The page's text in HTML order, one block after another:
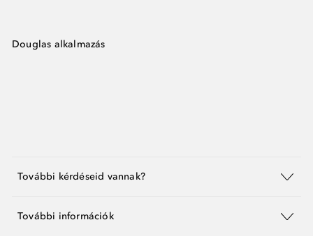
Douglas alkalmazás
További kérdéseid vannak?
További információk